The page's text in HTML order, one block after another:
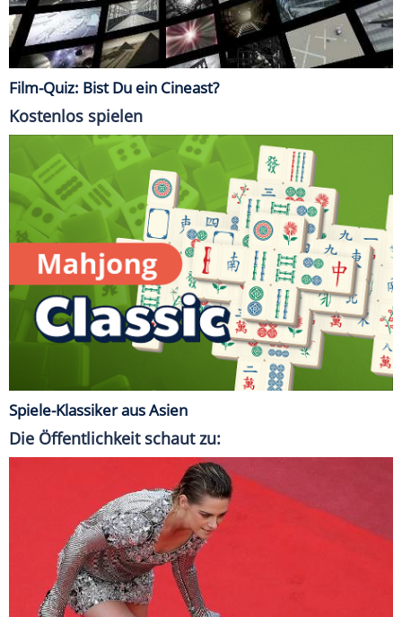
Film-Quiz: Bist Du ein Cineast?
Kostenlos spielen
Spiele-Klassiker aus Asien
Die Öffentlichkeit schaut zu: